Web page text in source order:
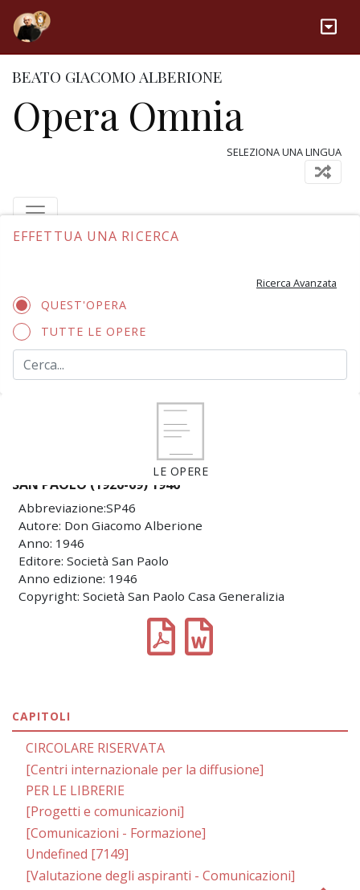
BEATO GIACOMO ALBERIONE
Opera Omnia
SELEZIONA UNA LINGUA
EFFETTUA UNA RICERCA
Ricerca Avanzata
QUEST'OPERA
TUTTE LE OPERE
LE OPERE
SAN PAOLO (1926-69) 1946
Abbreviazione:SP46
Autore: Don Giacomo Alberione
Anno: 1946
Editore: Società San Paolo
Anno edizione: 1946
Copyright: Società San Paolo Casa Generalizia
CAPITOLI
CIRCOLARE RISERVATA
[Centri internazionale per la diffusione]
PER LE LIBRERIE
[Progetti e comunicazioni]
[Comunicazioni - Formazione]
Undefined [7149]
[Valutazione degli aspiranti - Comunicazioni]